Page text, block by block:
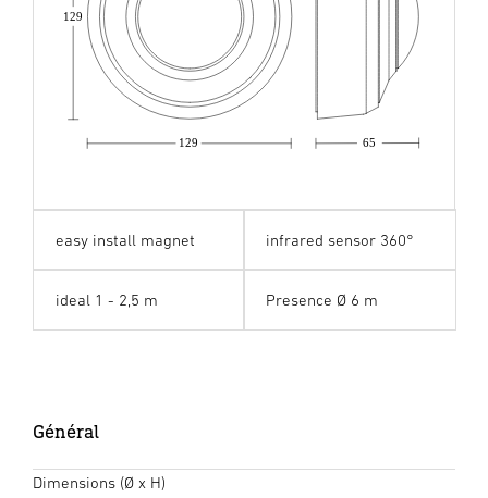
65
129
129
easy install magnet infrared sensor 360°
ideal 1 - 2,5 m Presence Ø 6 m
Général
Dimensions (Ø x H)